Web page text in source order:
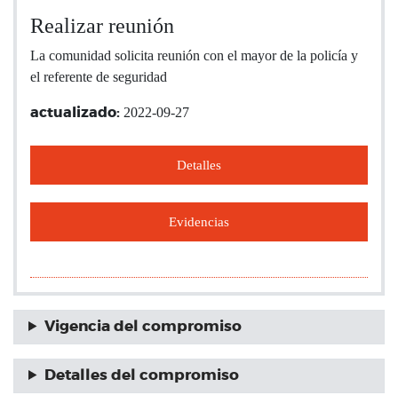
Realizar reunión
La comunidad solicita reunión con el mayor de la policía y
el referente de seguridad
actualizado: 2022-09-27
Detalles
Evidencias
Vigencia del compromiso
Detalles del compromiso